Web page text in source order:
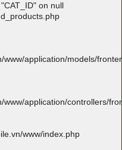
on null
www/application/models/
application/controllers/
www/index.php